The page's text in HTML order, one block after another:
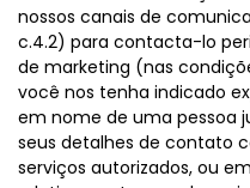
nossos canais de
c.4.2) para contacta-lo
de marketing (nas
você nos tenha indicado
em nome de uma pessoa
seus detalhes de contato
serviços autorizados, ou